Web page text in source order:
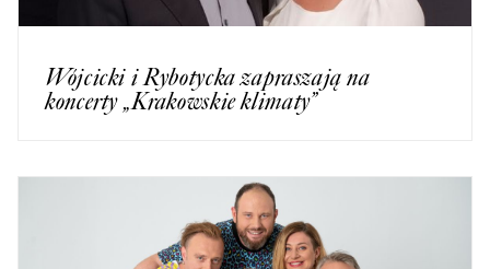
Wójcicki i Rybotycka zapraszają na
koncerty „Krakowskie klimaty”